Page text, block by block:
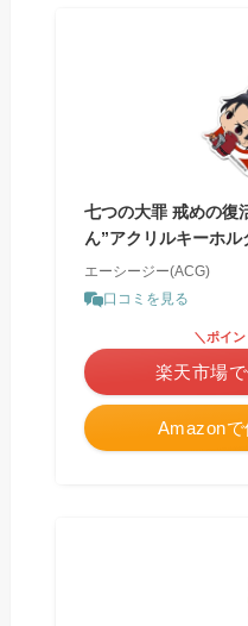
七つの大罪 戒めの復
ん”アクリルキーホル
エーシージー(ACG)
口コミを見る
Amazonで
＼ポイ
楽天市場